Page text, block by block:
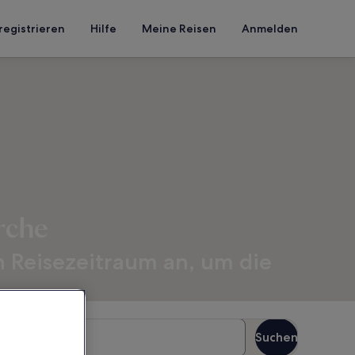
Hilfe Meine Reisen Anmelden
Suchen